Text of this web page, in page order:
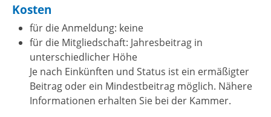
Kosten
für die Anmeldung: keine
für die Mitgliedschaft: Jahresbeitrag in
unterschiedlicher Höhe
Je nach Einkünften und Status ist ein ermäßigter
Beitrag oder ein Mindestbeitrag möglich. Nähere
Informationen erhalten Sie bei der Kammer.